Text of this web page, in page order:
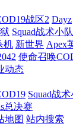
战区2 Dayz
Squad战术小队
机 新世界 Apex
使命召唤
动态
Squad战术
总决赛
地图 站内搜索